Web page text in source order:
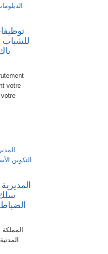
votre
سلك
المملكة